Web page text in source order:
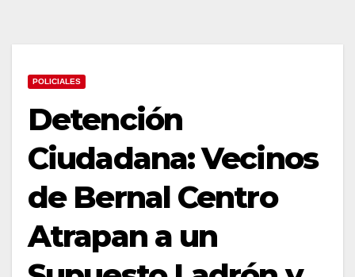
POLICIALES
Detención
Ciudadana: Vecinos
de Bernal Centro
Atrapan a un